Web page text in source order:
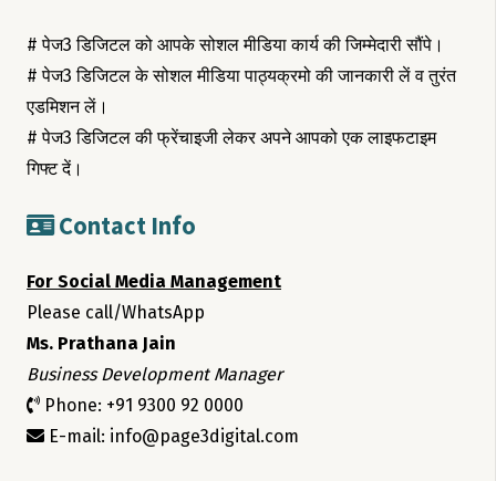
# पेज3 डिजिटल को आपके सोशल मीडिया कार्य की जिम्मेदारी सौंपे।
# पेज3 डिजिटल के सोशल मीडिया पाठ्यक्रमो की जानकारी लें व तुरंत
एडमिशन लें।
# पेज3 डिजिटल की फ्रेंचाइजी लेकर अपने आपको एक लाइफटाइम
गिफ्ट दें।
Contact Info
For Social Media Management
Please call/WhatsApp
Ms. Prathana Jain
Business Development Manager
Phone: +91 9300 92 0000
E-mail: info@page3digital.com